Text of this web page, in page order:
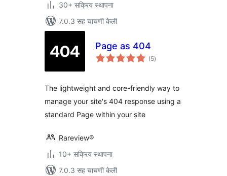
30+ सक्रिय स्थापना
7.0.3 सह चाचणी केली
Page as 404
(5एकूण
मूल्यांकन
)
The lightweight and core-friendly way to
manage your site's 404 response using a
standard Page within your site
Rareview®
10+ सक्रिय स्थापना
7.0.3 सह चाचणी केली